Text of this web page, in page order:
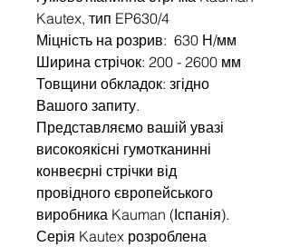
Kautex, тип EP630/4
Міцність на розрив: 630 Н/мм
Ширина стрічок: 200 - 2600 мм
Товщини обкладок: згідно
Вашого запиту.
Представляємо вашій увазі
високоякісні гумотканинні
конвеєрні стрічки від
провідного європейського
виробника Kauman (Іспанія).
Серія Kautex розроблена